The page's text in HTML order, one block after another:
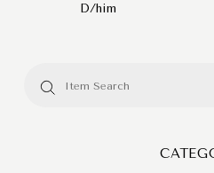
D/him